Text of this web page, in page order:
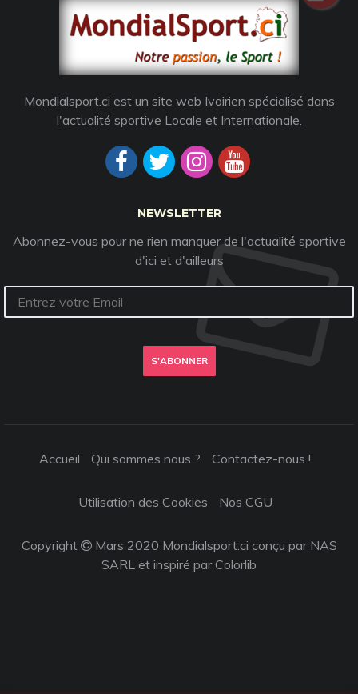
Mondialsport.ci est un site web Ivoirien spécialisé dans
l'actualité sportive Locale et Internationale.
NEWSLETTER
Abonnez-vous pour ne rien manquer de l'actualité sportive
d'ici et d'ailleurs
S'ABONNER
Accueil Qui sommes nous ? Contactez-nous !
Utilisation des Cookies Nos CGU
Copyright
Mars 2020 Mondialsport.ci conçu par NAS
SARL et inspiré parColorlib